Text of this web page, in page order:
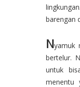
barengan
Nyamuk
bertelur.
untuk
menentu